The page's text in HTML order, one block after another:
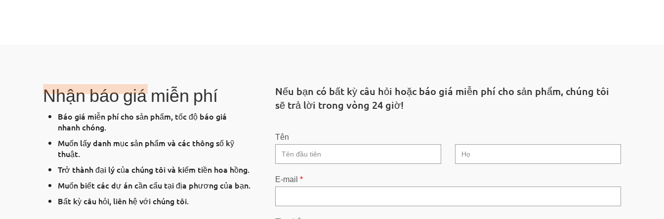
Nhận báo giá miễn phí
Báo giá miễn phí cho sản phẩm, tốc độ báo giá
nhanh chóng.
Muốn lấy danh mục sản phẩm và các thông số kỹ
thuật.
Trở thành đại lý của chúng tôi và kiếm tiền hoa hồng.
Muốn biết các dự án cần cẩu tại địa phương của bạn.
Bất kỳ câu hỏi, liên hệ với chúng tôi.
Nếu bạn có bất kỳ câu hỏi hoặc báo giá miễn phí cho sản phẩm, chúng tôi
sẽ trả lời trong vòng 24 giờ!
Tên
E-mail *